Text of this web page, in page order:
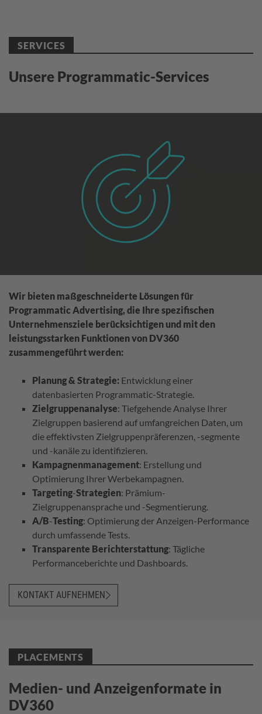
SERVICES
Unsere Programmatic-Services
Wir bieten maßgeschneiderte Lösungen für
Programmatic Advertising, die Ihre spezifischen
Unternehmensziele berücksichtigen und mit den
leistungsstarken Funktionen von DV360
zusammengeführt werden:
Planung & Strategie: Entwicklung einer
datenbasierten Programmatic-Strategie.
Zielgruppenanalyse: Tiefgehende Analyse Ihrer
Zielgruppen basierend auf umfangreichen Daten, um
die effektivsten Zielgruppenpräferenzen, -segmente
und -kanäle zu identifizieren.
Kampagnenmanagement: Erstellung und
Optimierung Ihrer Werbekampagnen.
Targeting-Strategien: Prämium-
Zielgruppenansprache und -Segmentierung.
A/B-Testing: Optimierung der Anzeigen-Performance
durch umfassende Tests.
Transparente Berichterstattung: Tägliche
Performanceberichte und Dashboards.
KONTAKT AUFNEHMEN
PLACEMENTS
Medien- und Anzeigenformate in
DV360